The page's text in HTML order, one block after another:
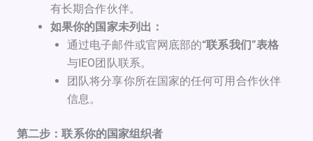
有长期合作伙伴。
如果你的国家未列出：
通过电子邮件或官网底部的“联系我们”表格
与IEO团队联系。
团队将分享你所在国家的任何可用合作伙伴
信息。
第二步：联系你的国家组织者